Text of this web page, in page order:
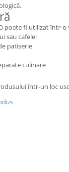
poate fi utilizat într-
sau cafelei
patiserie
culinare
într-un loc